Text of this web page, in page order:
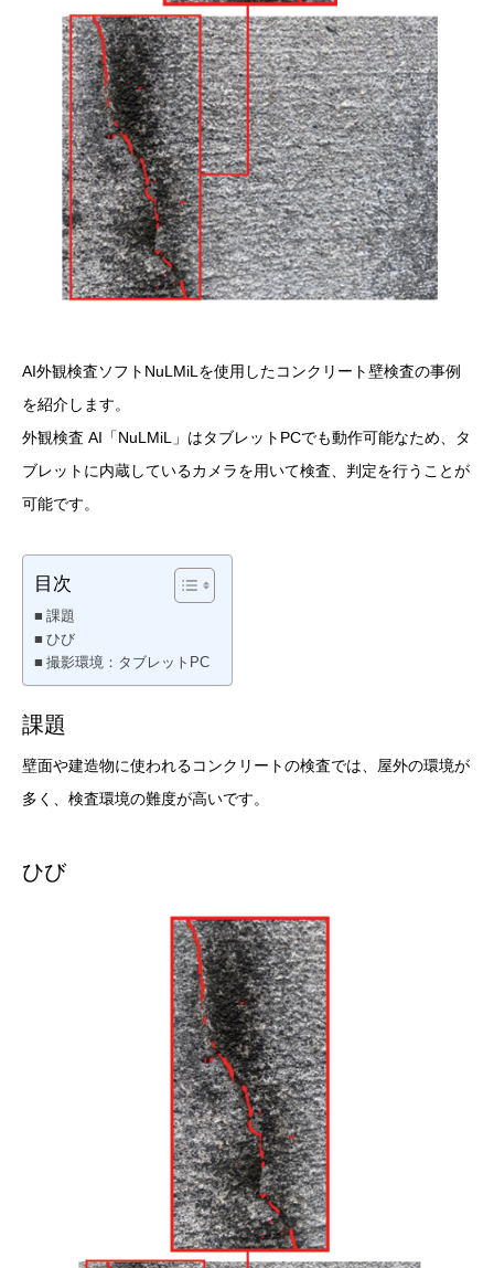
AI外観検査ソフトNuLMiLを使用したコンクリート壁検査の事例
を紹介します。
外観検査 AI「NuLMiL」はタブレットPCでも動作可能なため、タ
ブレットに内蔵しているカメラを用いて検査、判定を行うことが
可能です。
目次
課題
ひび
撮影環境：タブレットPC
課題
壁面や建造物に使われるコンクリートの検査では、屋外の環境が
多く、検査環境の難度が高いです。
ひび